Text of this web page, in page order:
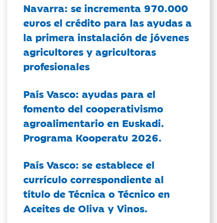
Navarra: se incrementa 970.000
euros el crédito para las ayudas a
la primera instalación de jóvenes
agricultores y agricultoras
profesionales
País Vasco: ayudas para el
fomento del cooperativismo
agroalimentario en Euskadi.
Programa Kooperatu 2026.
País Vasco: se establece el
currículo correspondiente al
título de Técnica o Técnico en
Aceites de Oliva y Vinos.